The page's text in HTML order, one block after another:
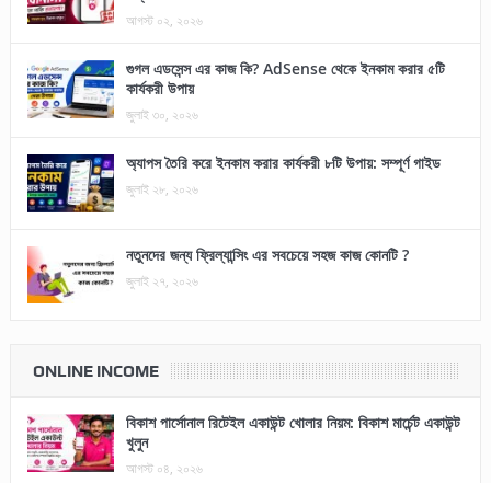
আগস্ট ০২, ২০২৬
গুগল এডসেন্স এর কাজ কি? AdSense থেকে ইনকাম করার ৫টি
কার্যকরী উপায়
জুলাই ৩০, ২০২৬
অ্যাপস তৈরি করে ইনকাম করার কার্যকরী ৮টি উপায়: সম্পূর্ণ গাইড
জুলাই ২৮, ২০২৬
নতুনদের জন্য ফ্রিল্যান্সিং এর সবচেয়ে সহজ কাজ কোনটি ?
জুলাই ২৭, ২০২৬
ONLINE INCOME
বিকাশ পার্সোনাল রিটেইল একাউন্ট খোলার নিয়ম: বিকাশ মার্চেন্ট একাউন্ট
খুলুন
আগস্ট ০৪, ২০২৬